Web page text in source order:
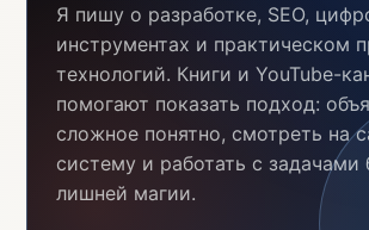
Я пишу о разработке, SEO,
инструментах и практическом
технологий. Книги и YouTube-
помогают показать подход:
сложное понятно, смотреть на
систему и работать с задачами
лишней магии.